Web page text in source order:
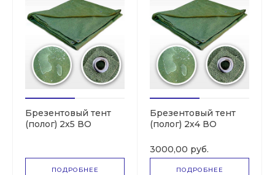
Брезентовый тент
(полог) 2х5 ВО
ПОДРОБНЕЕ
Брезентовый тент
(полог) 2х4 ВО
3000,00 руб.
ПОДРОБНЕЕ